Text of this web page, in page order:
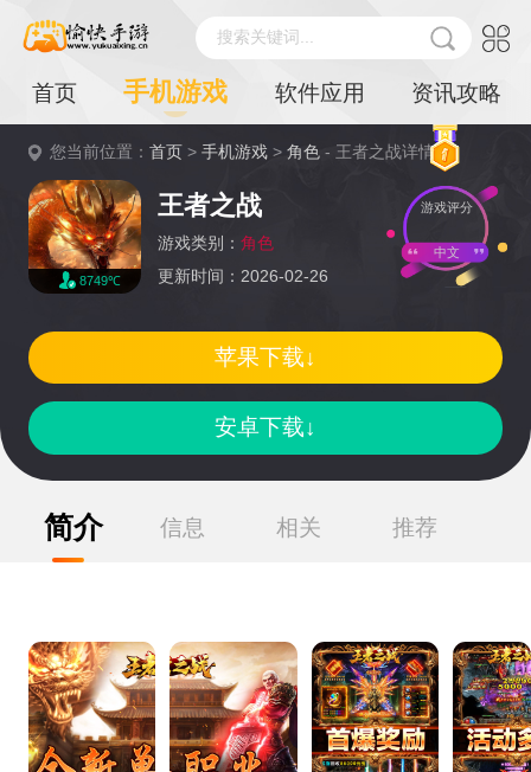
搜索关键词...
首页 手机游戏 软件应用 资讯攻略
您当前位置：首页 >手机游戏 >角色 - 王者之战详情
8749℃
王者之战
游戏类别： 角色
更新时间：2026-02-26
游戏评分
中文
安卓下载↓
苹果下载↓
简介 信息 相关 推荐